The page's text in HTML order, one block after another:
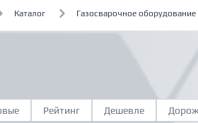
Каталог Газосварочное оборудование
Рейтинг Дешевле